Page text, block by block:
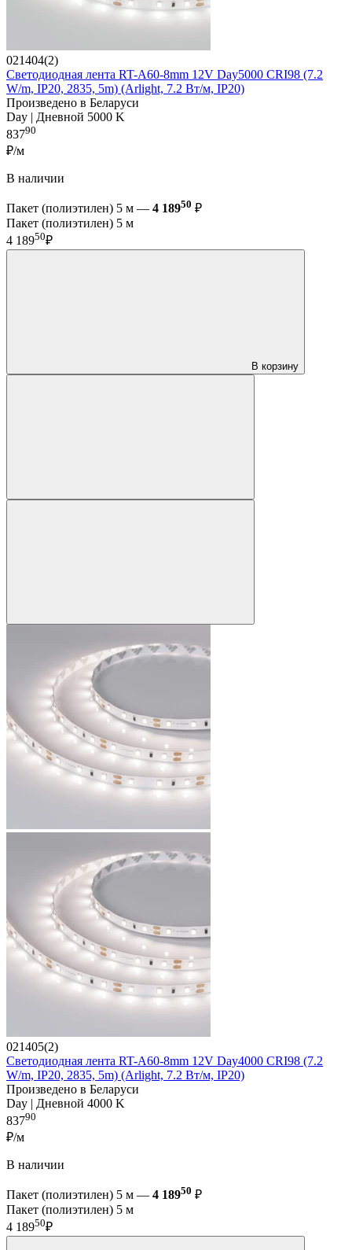
021404(2)
Светодиодная лента RT-A60-8mm 12V Day5000 CRI98 (7.2
W/m, IP20, 2835, 5m) (Arlight, 7.2 Вт/м, IP20)
Произведено в Беларуси
Day | Дневной 5000 K
83790
₽/м
В наличии
Пакет (полиэтилен) 5 м — 4 18950 ₽
Пакет (полиэтилен) 5 м
4 18950₽
В корзину
021405(2)
Светодиодная лента RT-A60-8mm 12V Day4000 CRI98 (7.2
W/m, IP20, 2835, 5m) (Arlight, 7.2 Вт/м, IP20)
Произведено в Беларуси
Day | Дневной 4000 K
83790
₽/м
В наличии
Пакет (полиэтилен) 5 м — 4 18950 ₽
Пакет (полиэтилен) 5 м
4 18950₽